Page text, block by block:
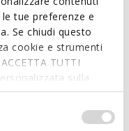
tue preferenze e
Se chiudi questo
cookie e strumenti
TUTTI
sulla
quali cookies ed
Per maggiori
the foot in swiftly